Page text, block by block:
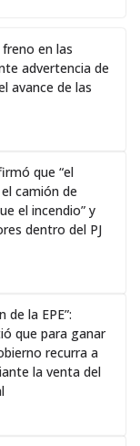
en las
advertencia de
avance de las
que “el
camión de
el incendio” y
dentro del PJ
de la EPE”:
que para ganar
recurra a
la venta del